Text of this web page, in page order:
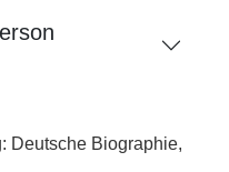
Deutsche Biographie,